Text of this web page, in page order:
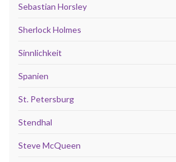
Sebastian Horsley
Sherlock Holmes
Sinnlichkeit
Spanien
St. Petersburg
Stendhal
Steve McQueen